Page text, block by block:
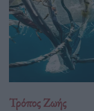
Τρόπος Ζωής